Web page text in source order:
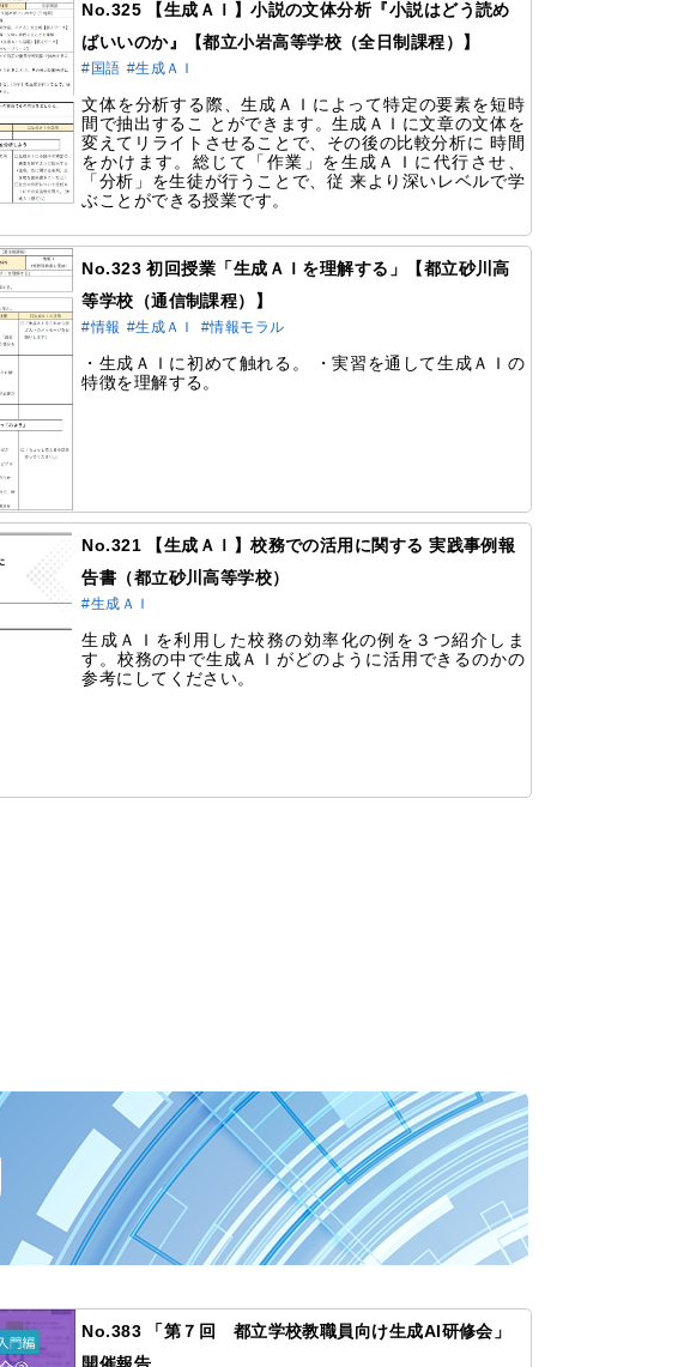
No.325 【生成ＡＩ】小説の文体分析『小説はどう読め
ばいいのか』【都立小岩高等学校（全日制課程）】
#国語 #生成ＡＩ
文体を分析する際、生成ＡＩによって特定の要素を短時
間で抽出するこ とができます。生成ＡＩに文章の文体を
変えてリライトさせることで、その後の比較分析に 時間
をかけます。総じて「作業」を生成ＡＩに代行させ、
「分析」を生徒が行うことで、従 来より深いレベルで学
ぶことができる授業です。
No.323 初回授業「生成ＡＩを理解する」【都立砂川高
等学校（通信制課程）】
#情報 #生成ＡＩ #情報モラル
・生成ＡＩに初めて触れる。 ・実習を通して生成ＡＩの
特徴を理解する。
No.321 【生成ＡＩ】校務での活用に関する 実践事例報
告書（都立砂川高等学校）
#生成ＡＩ
生成ＡＩを利用した校務の効率化の例を３つ紹介しま
す。校務の中で生成ＡＩがどのように活用できるのかの
参考にしてください。
No.383 「第７回 都立学校教職員向け生成AI研修会」